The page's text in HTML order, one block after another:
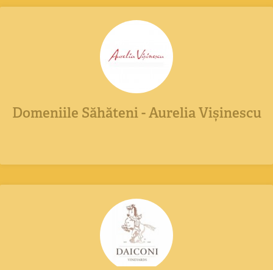
Domeniile Săhăteni - Aurelia Vișinescu